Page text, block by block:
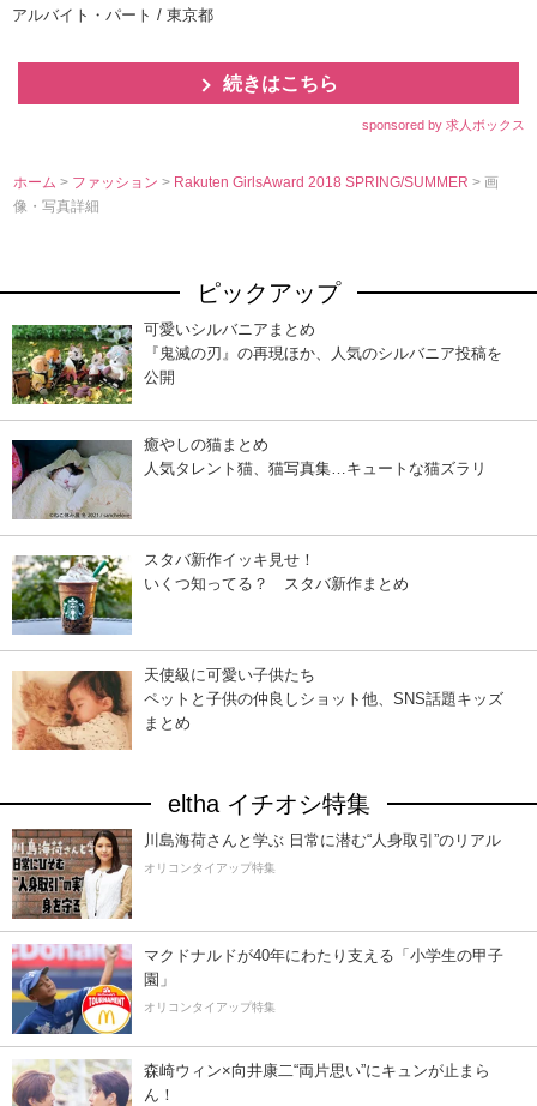
アルバイト・パート / 東京都
続きはこちら
sponsored by 求人ボックス
ホーム > ファッション> Rakuten GirlsAward 2018 SPRING/SUMMER> 画
像・写真詳細
ピックアップ
可愛いシルバニアまとめ
『鬼滅の刃』の再現ほか、人気のシルバニア投稿を
公開
癒やしの猫まとめ
人気タレント猫、猫写真集…キュートな猫ズラリ
スタバ新作イッキ見せ！
いくつ知ってる？ スタバ新作まとめ
天使級に可愛い子供たち
ペットと子供の仲良しショット他、SNS話題キッズ
まとめ
eltha イチオシ特集
川島海荷さんと学ぶ 日常に潜む“人身取引”のリアル
オリコンタイアップ特集
マクドナルドが40年にわたり支える「小学生の甲子
園」
オリコンタイアップ特集
森崎ウィン×向井康二“両片思い”にキュンが止まら
ん！